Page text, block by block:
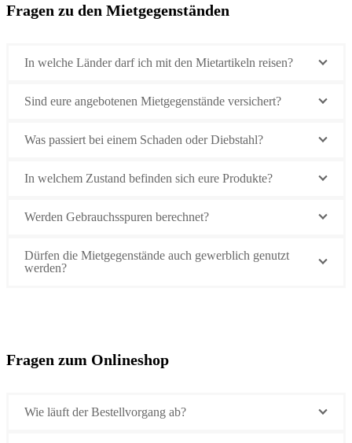
Fragen zu den Mietgegenständen
In welche Länder darf ich mit den Mietartikeln reisen?
Sind eure angebotenen Mietgegenstände versichert?
Was passiert bei einem Schaden oder Diebstahl?
In welchem Zustand befinden sich eure Produkte?
Werden Gebrauchsspuren berechnet?
Dürfen die Mietgegenstände auch gewerblich genutzt
werden?
Fragen zum Onlineshop
Wie läuft der Bestellvorgang ab?